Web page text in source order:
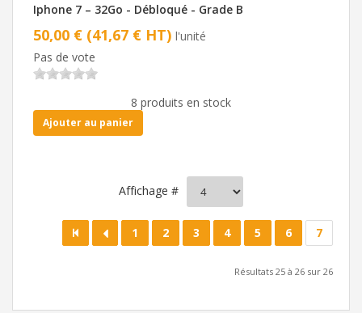
Iphone 7 – 32Go - Débloqué - Grade B
50,00 € (41,67 € HT) l'unité
Pas de vote
8 produits en stock
Ajouter au panier
Affichage #
1 2 3 4 5 6 7
Résultats 25 à 26 sur 26